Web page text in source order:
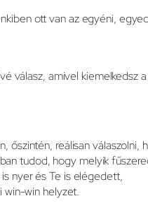
ott van az egyéni,
válasz, amivel kiemelkedsz a
őszintén, reálisan válaszolni,
tudod, hogy melyik
nyer és Te is elégedett,
win-win helyzet.